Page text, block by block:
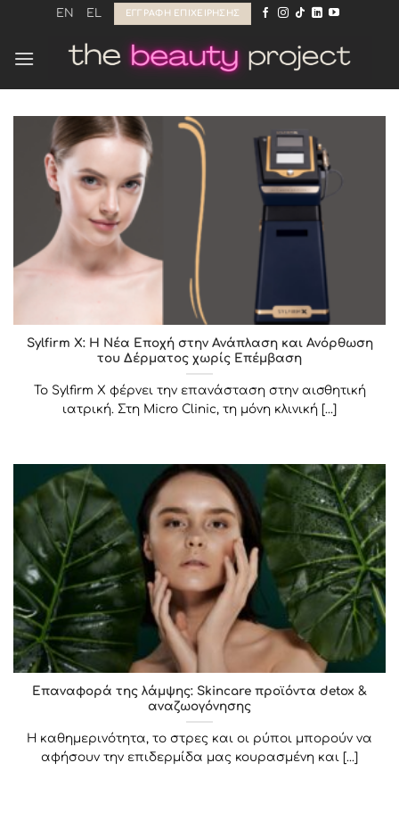
Μετάβαση
περιεχόμενο
EN EL ΕΓΓΡΑΦΉ ΕΠΙΧΕΊΡΗΣΗΣ
Sylfirm X: Η Νέα Εποχή στην Ανάπλαση και Ανόρθωση
του Δέρματος χωρίς Επέμβαση
Το Sylfirm X φέρνει την επανάσταση στην αισθητική
ιατρική. Στη Micro Clinic, τη μόνη κλινική [...]
Επαναφορά της λάμψης: Skincare προϊόντα detox &
αναζωογόνησης
Η καθημερινότητα, το στρες και οι ρύποι μπορούν να
αφήσουν την επιδερμίδα μας κουρασμένη και [...]